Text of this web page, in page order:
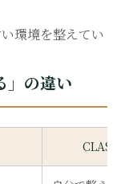
環境を整えてい
」の違い